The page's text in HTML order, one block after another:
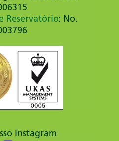
Reservatório: No.
Instagram